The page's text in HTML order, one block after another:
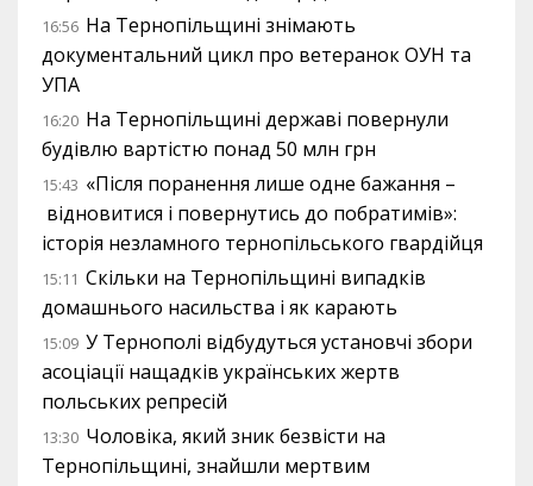
16:56 На Тернопільщині знімають
документальний цикл про ветеранок ОУН та
УПА
16:20 На Тернопільщині державі повернули
будівлю вартістю понад 50 млн грн
15:43 «Після поранення лише одне бажання –
відновитися і повернутись до побратимів»:
історія незламного тернопільського гвардійця
15:11 Скільки на Тернопільщині випадків
домашнього насильства і як карають
15:09 У Тернополі відбудуться установчі збори
асоціації нащадків українських жертв
польських репресій
13:30 Чоловіка, який зник безвісти на
Тернопільщині, знайшли мертвим